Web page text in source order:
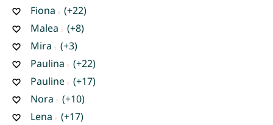
Fiona
(+22)
Malea
(+8)
Mira
(+3)
Paulina
(+22)
Pauline
(+17)
Nora
(+10)
Lena
(+17)